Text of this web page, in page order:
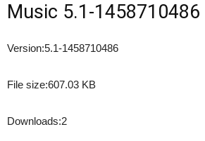
Music 5.1-1458710486
Version:5.1-1458710486
File size:607.03 KB
Downloads:2